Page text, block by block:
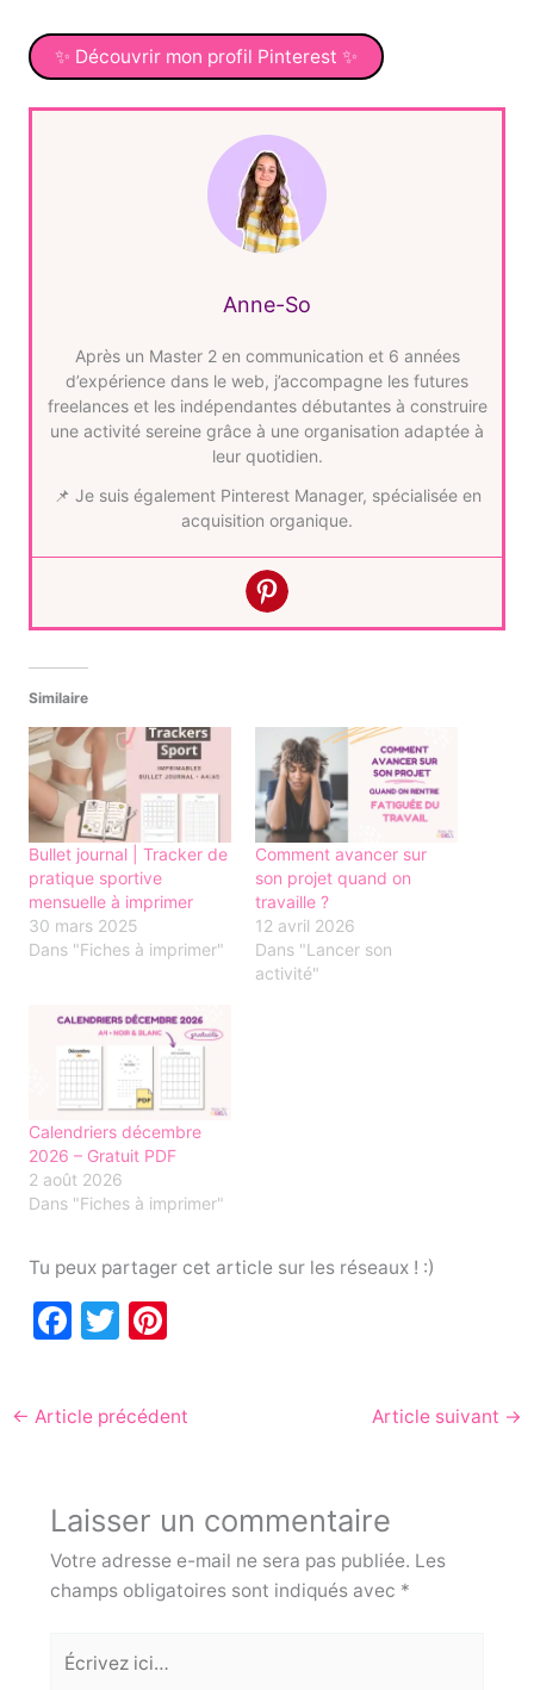
✨ Découvrir mon profil Pinterest ✨
Anne-So
Après un Master 2 en communication et 6 années
d’expérience dans le web, j’accompagne les futures
freelances et les indépendantes débutantes à construire
une activité sereine grâce à une organisation adaptée à
leur quotidien.
📌 Je suis également Pinterest Manager, spécialisée en
acquisition organique.
Similaire
Bullet journal | Tracker de
pratique sportive
mensuelle à imprimer
30 mars 2025
Dans "Fiches à imprimer"
Comment avancer sur
son projet quand on
travaille ?
12 avril 2026
Dans "Lancer son
activité"
Calendriers décembre
2026 – Gratuit PDF
2 août 2026
Dans "Fiches à imprimer"
Tu peux partager cet article sur les réseaux ! :)
F
c
e
o
o
k
T
itt
er
Pi
e
← Article précédent Article suivant →
Laisser un commentaire
Votre adresse e-mail ne sera pas publiée. Les
champs obligatoires sont indiqués avec *
Écrivez
ici…